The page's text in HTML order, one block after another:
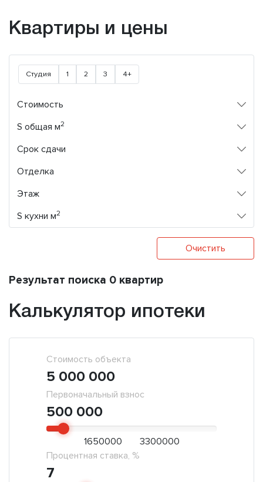
Квартиры и цены
Студия 1 2 3 4+
Стоимость
S общая м2
Срок сдачи
Отделка
Этаж
S кухни м2
Очистить
Результат поиска 0 квартир
Калькулятор ипотеки
Первоначальный взнос
500 000
Стоимость объекта
5 000 000
1650000
3300000
Процентная ставка, %
7